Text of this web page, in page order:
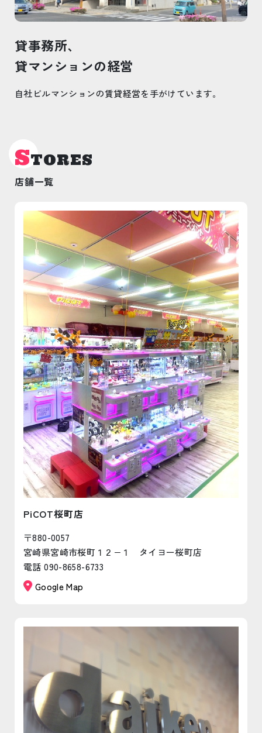
貸事務所、
貸マンションの経営
自社ビルマンションの賃貸経営を手がけています。
STORES
店舗一覧
PiCOT桜町店
〒880-0057
宮崎県宮崎市桜町１２−１ タイヨー桜町店
電話 090-8658-6733
Google Map